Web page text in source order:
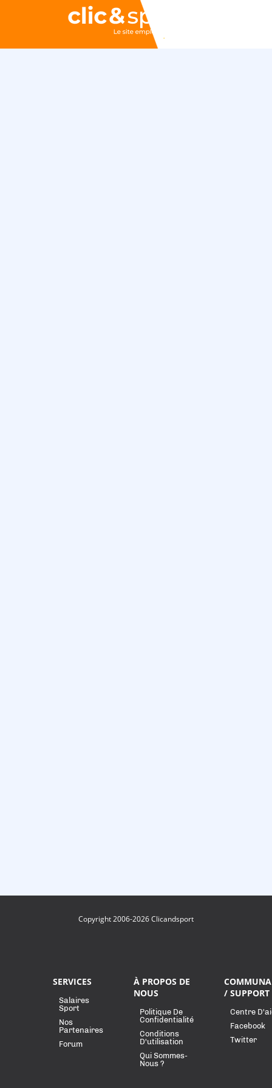
Copyright 2006-2026 Clicandsport
SERVICES
Salaires
Sport
Nos
Partenaires
Forum
À PROPOS DE
NOUS
Politique De
Confidentialité
Conditions
D'utilisation
Qui Sommes-
Nous ?
/ SUPPORT
Centre
Facebook
Twitter